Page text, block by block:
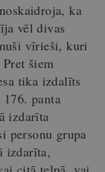
ka
vēl divas
vīrieši, kuri
šiem
tika izdalīts
panta
izdarīta
personu grupa
izdarīta,